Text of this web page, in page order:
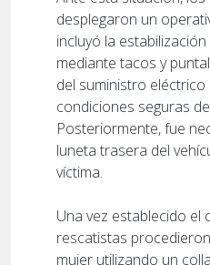
desplegaron un
incluyó la
mediante tacos y
del suministro
condiciones seguras
Posteriormente, fue
luneta trasera del
víctima.
Una vez establecido el
rescatistas
mujer utilizando un